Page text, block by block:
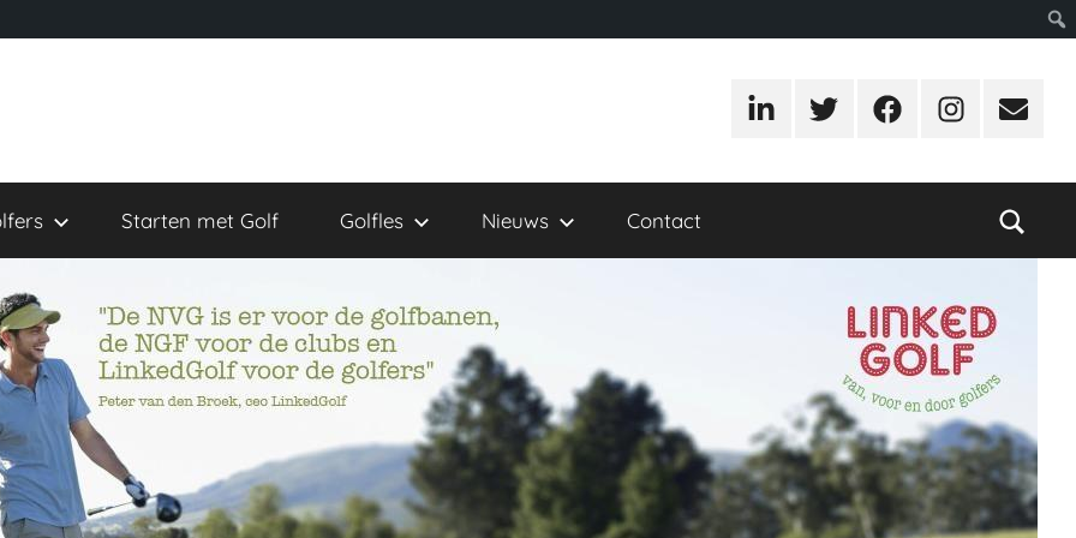
LinkedInTwitterFacebookInstagram
E-
Starten met Golf Golfles Nieuws Contact